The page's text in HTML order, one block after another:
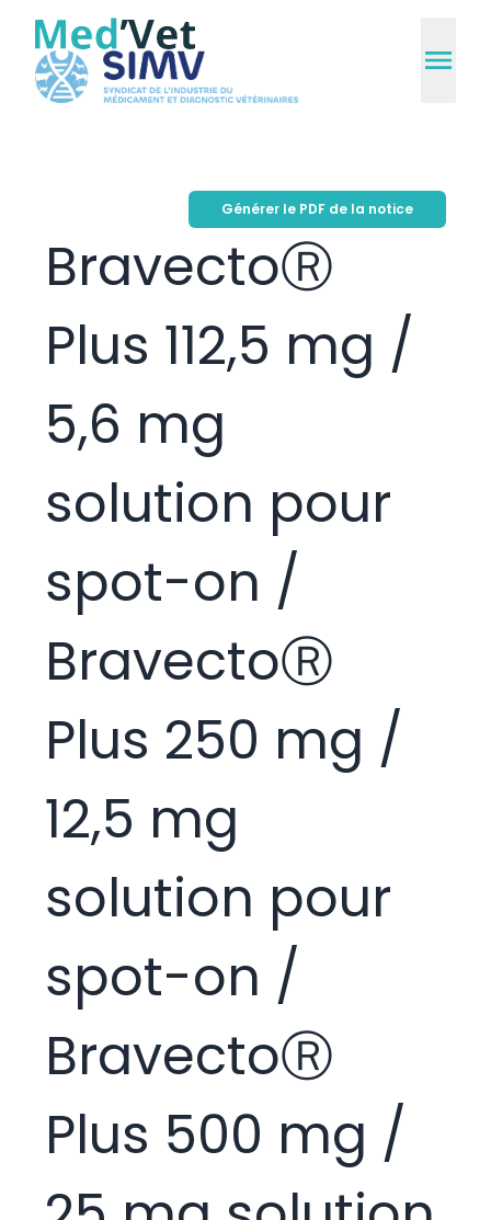
Générer le PDF de la notice
BravectoⓇ
Plus 112,5 mg /
5,6 mg
solution pour
spot-on /
BravectoⓇ
Plus 250 mg /
12,5 mg
solution pour
spot-on /
BravectoⓇ
Plus 500 mg /